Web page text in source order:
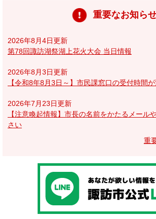
重要なお知ら
2026年8月4日更新
第78回諏訪湖祭湖上花火大会 当日情報
2026年8月3日更新
【令和8年8月3日～】市民課窓口の受付時間
2026年7月23日更新
【注意喚起情報】市長の名前をかたるメール
さい
重